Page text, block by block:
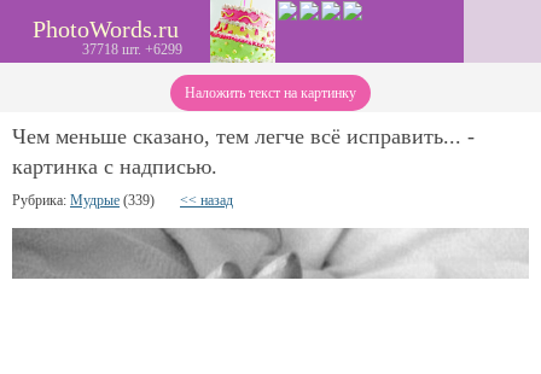
PhotoWords.ru
37718 шт. +6299
Наложить текст на картинку
Чем меньше сказано, тем легче всё исправить... -
картинка с надписью.
Рубрика: Мудрые (339) << назад